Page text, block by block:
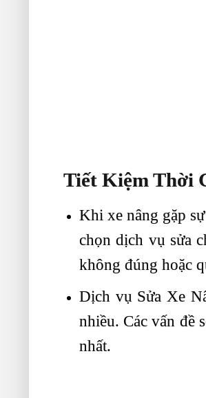
Tiết Kiệm Thời
Khi xe nâng gặp
chọn dịch vụ sửa
không đúng hoặc
Dịch vụ Sửa Xe
nhiều. Các vấn đề
nhất.